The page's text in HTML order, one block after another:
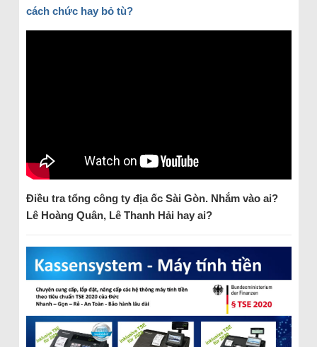
cách chức hay bỏ tù?
Điều tra tổng công ty địa ốc Sài Gòn. Nhắm vào ai?
Lê Hoàng Quân, Lê Thanh Hải hay ai?